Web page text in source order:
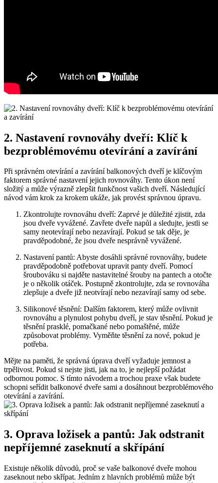
2. Nastavení rovnováhy dveří: Klíč k
bezproblémovému ‍otevírání ⁣a zavírání
Při správném ⁤otevírání a ⁣zavírání balkonových dveří je ‍klíčovým
‍faktorem správné nastavení jejich rovnováhy. Tento úkon‌ není
složitý a ‌může výrazně zlepšit ⁢funkčnost vašich dveří. Následující
návod vám ‌krok za krokem​ ukáže, jak provést správnou úpravu.
Zkontrolujte rovnováhu dveří: Zaprvé je důležité ‍zjistit, zda
jsou‍ dveře vyvážené. Zavřete dveře napůl a sledujte, jestli se
samy neotevírají nebo nezavírají. Pokud se tak děje, ⁤je‌
pravděpodobné, že jsou dveře nesprávně ‍vyvážené.
Nastavení pantů: ⁣Abyste⁣ dosáhli správné rovnováhy, budete
pravděpodobně potřebovat ⁤upravit panty‍ dveří. Pomocí
šroubováku ‌si najděte ⁤nastavitelné šrouby na pantech‌ a ⁢otočte
je ⁣o několik otáček. Postupně zkontrolujte, zda se rovnováha
zlepšuje​ a⁤ dveře již neotvírají nebo nezavírají samy‌ od sebe.
Silikonové těsnění: Dalším faktorem, který může ​ovlivnit
rovnováhu a plynulost pohybu‌ dveří, je stav těsnění. Pokud⁤ je
těsnění prasklé, pomačkané⁤ nebo pomaštěné,‌ může
způsobovat problémy. Vyměňte těsnění​ za⁢ nové,⁢ pokud je
potřeba.
Mějte na paměti, že správná úprava dveří vyžaduje⁣ jemnost a
trpělivost. Pokud si nejste jisti, jak na to, je nejlepší požádat
‍odbornou pomoc. ⁢S tímto návodem a‍ trochou praxe však budete
schopni​ seřídit balkonové dveře sami a dosáhnout bezproblémového⁢
otevírání a zavírání.
3.‌ Oprava ložisek a pantů:⁣ Jak​ odstranit⁤
nepříjemné ​zaseknutí a skřípání
Existuje několik ‌důvodů, proč‌ se vaše balkonové dveře mohou
zaseknout ⁤nebo skřípat. Jedním z hlavních problémů​ může ‌být